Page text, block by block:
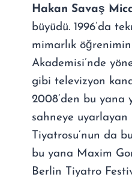
Hakan Savaş
büyüdü. 1996’da
mimarlık
Akademisi’nde
gibi televizyon
2008’den bu yana
sahneye
Tiyatrosu’nun da
bu yana Maxim
Berlin Tiyatro